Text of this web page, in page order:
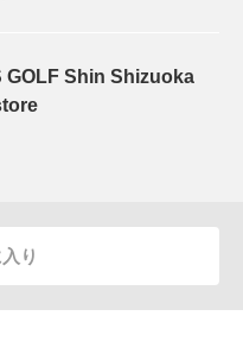
Shin Shizuoka
り